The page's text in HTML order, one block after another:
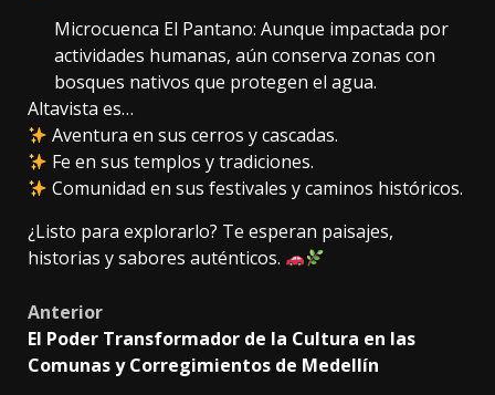
Microcuenca El Pantano: Aunque impactada por
actividades humanas, aún conserva zonas con
bosques nativos que protegen el agua.
Altavista es…
Aventura en sus cerros y cascadas.
Fe en sus templos y tradiciones.
Comunidad en sus festivales y caminos históricos.
¿Listo para explorarlo? Te esperan paisajes,
historias y sabores auténticos.
Post
navigation
Anterior
El Poder Transformador de la Cultura en las
Comunas y Corregimientos de Medellín